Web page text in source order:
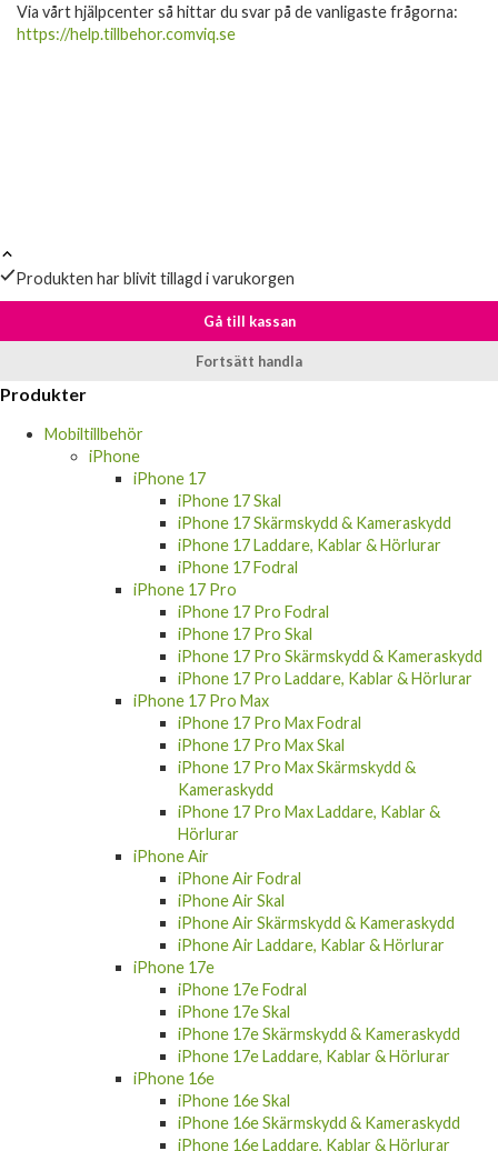
Via vårt hjälpcenter så hittar du svar på de vanligaste frågorna:
https://help.tillbehor.comviq.se
Gå till kassan
Fortsätt handla
iPhone
iPhone 17
iPhone 17 Skal
iPhone 17 Skärmskydd & Kameraskydd
iPhone 17 Laddare, Kablar & Hörlurar
iPhone 17 Fodral
iPhone 17 Pro
iPhone 17 Pro Fodral
iPhone 17 Pro Skal
iPhone 17 Pro Skärmskydd & Kameraskydd
iPhone 17 Pro Laddare, Kablar & Hörlurar
iPhone 17 Pro Max
iPhone 17 Pro Max Fodral
iPhone 17 Pro Max Skal
iPhone 17 Pro Max Skärmskydd &
Kameraskydd
iPhone 17 Pro Max Laddare, Kablar &
Hörlurar
iPhone Air
iPhone Air Fodral
iPhone Air Skal
iPhone Air Skärmskydd & Kameraskydd
iPhone Air Laddare, Kablar & Hörlurar
iPhone 17e
iPhone 17e Fodral
iPhone 17e Skal
iPhone 17e Skärmskydd & Kameraskydd
iPhone 17e Laddare, Kablar & Hörlurar
iPhone 16e
iPhone 16e Skal
iPhone 16e Skärmskydd & Kameraskydd
iPhone 16e Laddare, Kablar & Hörlurar
iPhone 16e Fodral